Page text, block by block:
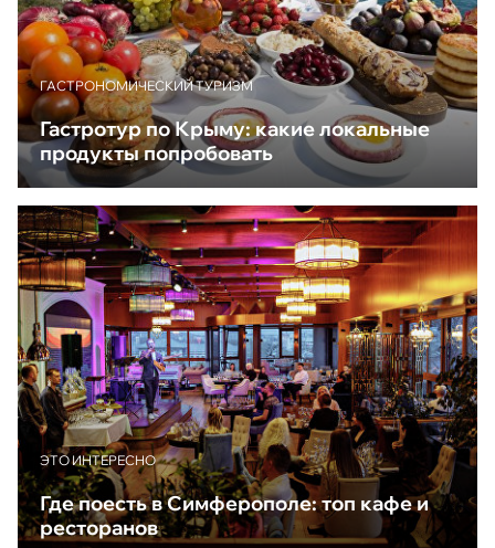
ГАСТРОНОМИЧЕСКИЙ ТУРИЗМ
Гастротур по Крыму: какие локальные
продукты попробовать
ЭТО ИНТЕРЕСНО
Где поесть в Симферополе: топ кафе и
ресторанов